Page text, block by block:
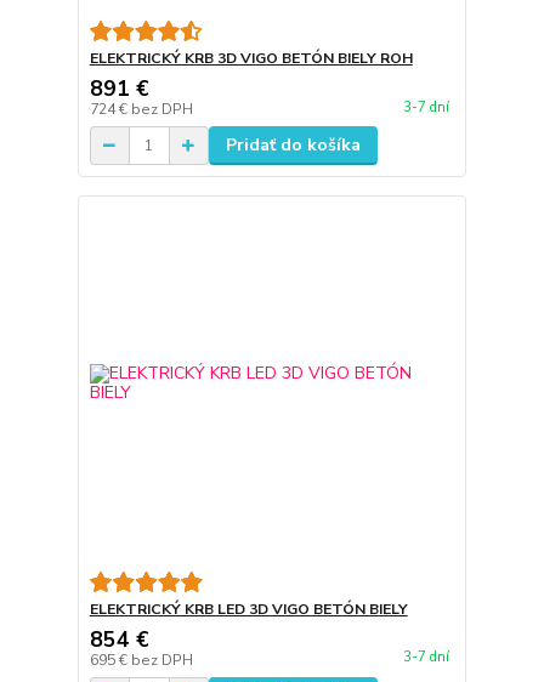
ELEKTRICKÝ KRB 3D VIGO BETÓN BIELY ROH
891 €
724 € bez DPH 3-7 dní
Pridať do košíka
ELEKTRICKÝ KRB LED 3D VIGO BETÓN BIELY
854 €
695 € bez DPH 3-7 dní